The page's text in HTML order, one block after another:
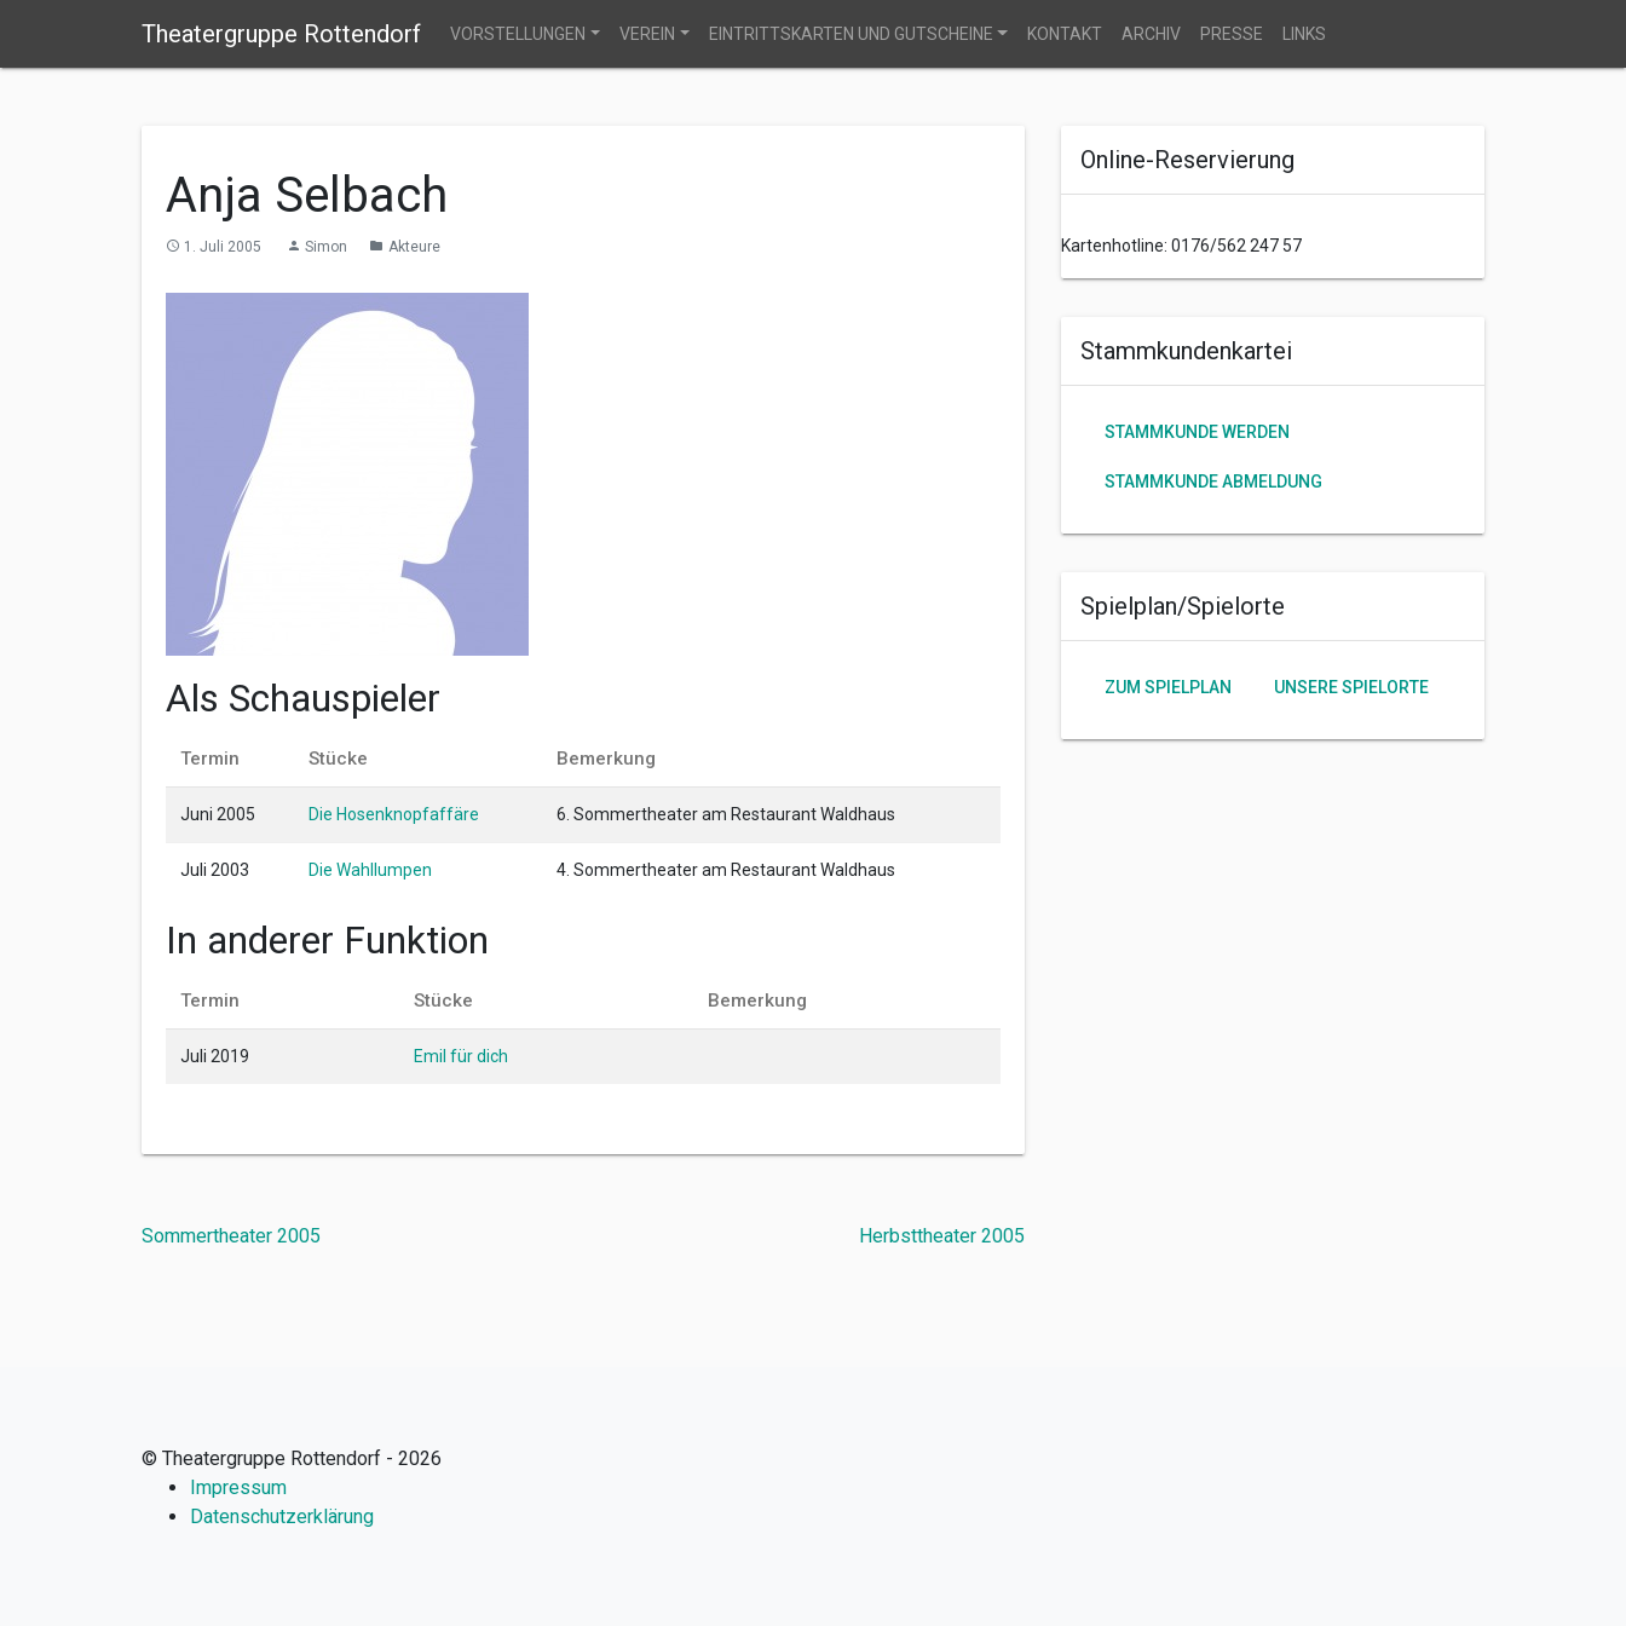
Theatergruppe Rottendorf VORSTELLUNGEN VEREIN EINTRITTSKARTEN UND GUTSCHEINE KONTAKT ARCHIV PRESSE LINKS
Anja Selbach
access_time 1. Juli 2005 person Simon folder Akteure
Als Schauspieler
Termin Stücke Bemerkung
Juni 2005 Die Hosenknopfaffäre 6. Sommertheater am Restaurant Waldhaus
Juli 2003 Die Wahllumpen 4. Sommertheater am Restaurant Waldhaus
In anderer Funktion
Termin Stücke Bemerkung
Juli 2019 Emil für dich
Beitragsnavigation
Sommertheater 2005 Herbsttheater 2005
Online-Reservierung
Kartenhotline: 0176/562 247 57
Stammkundenkartei
STAMMKUNDE WERDEN
STAMMKUNDE ABMELDUNG
Spielplan/Spielorte
ZUM SPIELPLAN UNSERE SPIELORTE
© Theatergruppe Rottendorf - 2026
Impressum
Datenschutzerklärung